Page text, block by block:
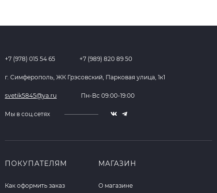
+7 (978) 015 54 65 +7 (989) 820 89 50
г. Симферополь, ЖК Грэсовский, Парковая улица, 1к1
svetik5845@ya.ru Пн-Вс 09:00-19:00
Мы в соц.сетях
ПОКУПАТЕЛЯМ
Как оформить заказ
МАГАЗИН
О магазине